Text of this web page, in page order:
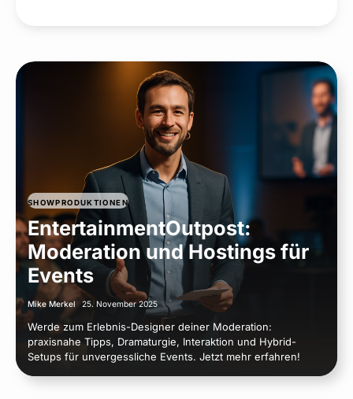
SHOWPRODUKTIONEN
EntertainmentOutpost:
Moderation und Hostings für
Events
Mike Merkel 25. November 2025
Werde zum Erlebnis-Designer deiner Moderation:
praxisnahe Tipps, Dramaturgie, Interaktion und Hybrid-
Setups für unvergessliche Events. Jetzt mehr erfahren!